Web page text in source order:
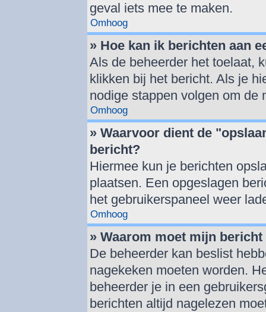
geval iets mee te maken.
Omhoog
» Hoe kan ik berichten aan
Als de beheerder het toelaat,
klikken bij het bericht. Als je
nodige stappen volgen om de
Omhoog
» Waarvoor dient de
bericht?
Hiermee kun je berichten
plaatsen. Een opgeslagen
het gebruikerspaneel weer
Omhoog
» Waarom moet mijn
De beheerder kan beslist
nagekeken moeten worden.
beheerder je in een
berichten altijd nagelezen